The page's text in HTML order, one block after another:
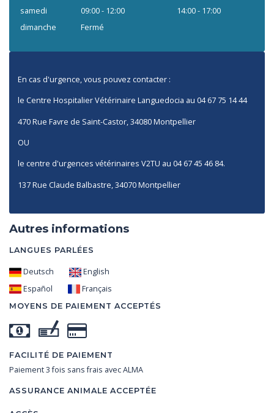
samedi
09:00 - 12:00
14:00 - 17:00
dimanche
Fermé
En cas d'urgence, vous pouvez contacter :
le Centre Hospitalier Vétérinaire Languedocia au 04 67 75 14 44
470 Rue Favre de Saint-Castor, 34080 Montpellier
OU
le centre d'urgences vétérinaires V2TU au04 67 45 46 84.
137 Rue Claude Balbastre, 34070 Montpellier
Autres informations
LANGUES PARLÉES
Deutsch
English
Español
Français
MOYENS DE PAIEMENT ACCEPTÉS
FACILITÉ DE PAIEMENT
Paiement 3 fois sans frais avec ALMA
ASSURANCE ANIMALE ACCEPTÉE